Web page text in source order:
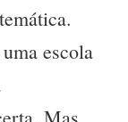
escola